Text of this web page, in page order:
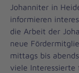
Johanniter in
informieren
die Arbeit der
neue
mittags bis
viele Interessierte